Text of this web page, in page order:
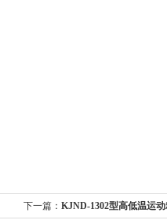
下一篇： KJND-1302型高低温运